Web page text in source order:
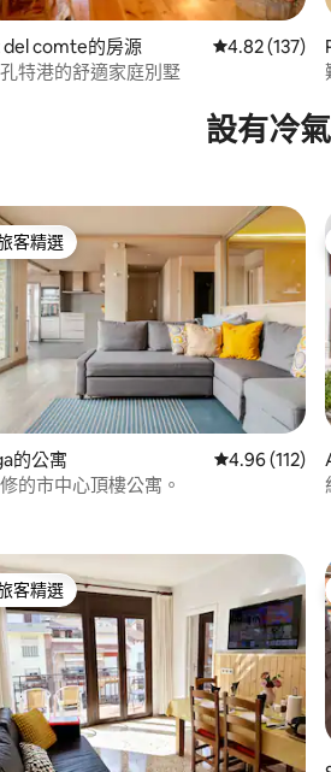
4.95 的平均評分（滿分 5 分）
del comte的房源 從 137 則評價
4.82 (137)
特港的舒適家庭別墅
設有冷
4.97 的平均評分（滿分 5 分）
精選榜首
客精選
的公寓 從 112 則評價
4.96 (112)
的市中心頂樓公寓。
精選榜首
客精選